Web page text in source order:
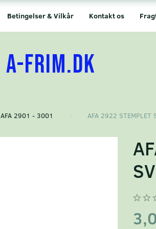
Kontakt os
Betingelser & Vilkår
A-FRIM.DK
AFA 2901 - 3001 AFA 2922 STEMPLET